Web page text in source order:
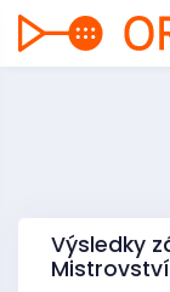
Výsledky